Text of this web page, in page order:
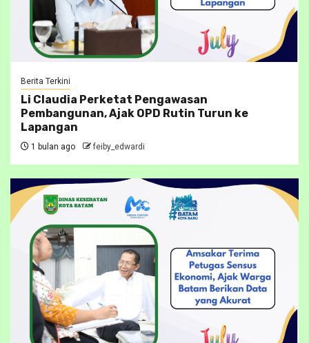
Berita Terkini
Li Claudia Perketat Pengawasan
Pembangunan, Ajak OPD Rutin Turun ke
Lapangan
1 bulan ago feiby_edwardi